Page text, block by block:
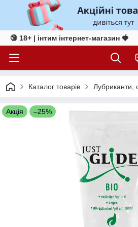
🔞 18+ | інтим інтернет-магазин 🍓
Каталог товарів Лубриканти,
Акція –25%